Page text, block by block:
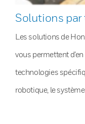
Solutions
Les solutions de
vous permettent
technologies
robotique, le